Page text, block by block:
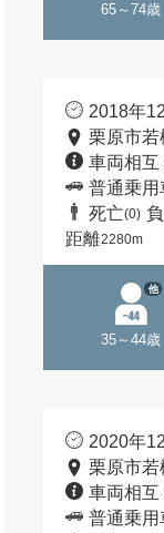
65～74歳
2018年
栗原市若
車両相互
普通乗用
死亡(0)
距離2280m
35～44歳
他
2020年
栗原市若
車両相互
普通乗用